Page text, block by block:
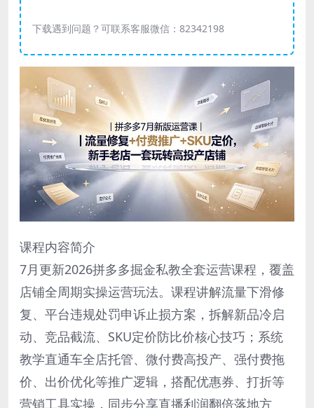
下载遇到问题？可联系客服微信：82342198
课程内容简介
7月更新2026拼多多掘金私教全套运营课程，覆盖
店铺全周期实操运营玩法。课程讲解流量下滑修
复、平台违规处罚申诉止损方案，拆解新品冷启
动、竞品截流、SKU定价防比价核心技巧；系统
教学直通车全店托管、微付费高投产、强付费拖
价、出价优化等推广逻辑，搭配优惠券、打折等
营销工具实操，同步分享直播利润翻倍落地方